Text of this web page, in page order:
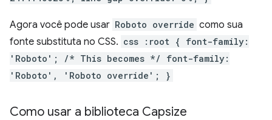
Agora você pode usar Roboto override como sua
fonte substituta no CSS. css :root { font-family:
'Roboto'; /* This becomes */ font-family:
'Roboto', 'Roboto override'; }
Como usar a biblioteca Capsize